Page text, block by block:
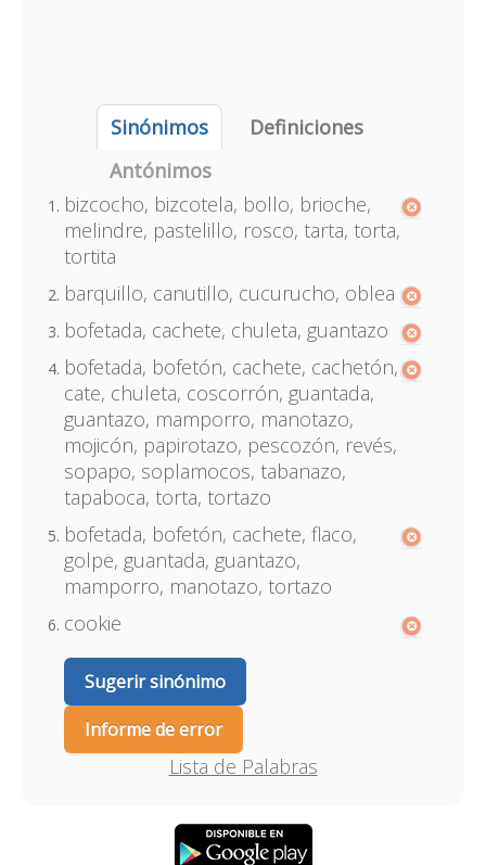
Sinónimos
Definiciones
Antónimos
bizcocho, bizcotela, bollo, brioche,
melindre, pastelillo, rosco, tarta, torta,
tortita
barquillo, canutillo, cucurucho, oblea
bofetada, cachete, chuleta, guantazo
bofetada, bofetón, cachete, cachetón,
cate, chuleta, coscorrón, guantada,
guantazo, mamporro, manotazo,
mojicón, papirotazo, pescozón, revés,
sopapo, soplamocos, tabanazo,
tapaboca, torta, tortazo
bofetada, bofetón, cachete, flaco,
golpe, guantada, guantazo,
mamporro, manotazo, tortazo
cookie
Sugerir sinónimo
Informe de error
Lista de Palabras